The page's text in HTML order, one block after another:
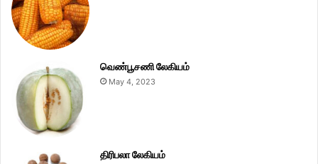
வெண்பூசணி லேகியம்
May 4, 2023
திரிபலா லேகியம்